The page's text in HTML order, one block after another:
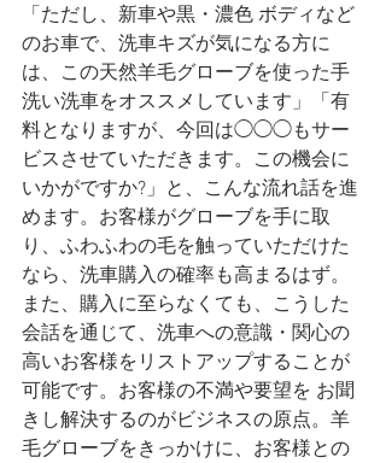
「ただし、新車や黒・濃色 ボディなど
のお車で、洗車キズが気になる方に
は、この天然羊毛グローブを使った手
洗い洗車をオススメしています」「有
料となりますが、今回は◯◯◯もサー
ビスさせていただきます。この機会に
いかがですか?」と、こんな流れ話を進
めます。お客様がグローブを手に取
り、ふわふわの毛を触っていただけた
なら、洗車購入の確率も高まるはず。
また、購入に至らなくても、こうした
会話を通じて、洗車への意識・関心の
高いお客様をリストアップすることが
可能です。お客様の不満や要望を お聞
きし解決するのがビジネスの原点。羊
毛グローブをきっかけに、お客様との